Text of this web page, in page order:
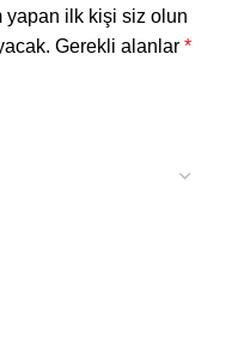
yapan ilk kişi siz olun
Gerekli alanlar *